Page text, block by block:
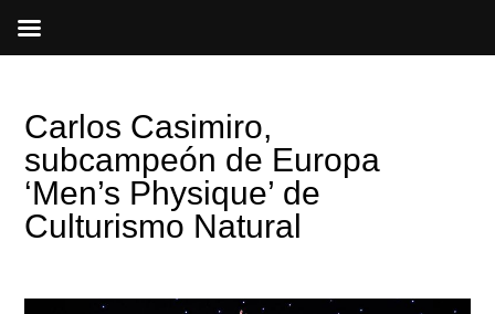
Carlos Casimiro,
subcampeón de Europa
‘Men’s Physique’ de
Culturismo Natural